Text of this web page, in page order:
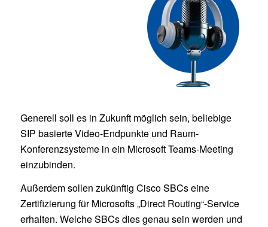
Generell soll es in Zukunft möglich sein, beliebige
SIP basierte Video-Endpunkte und Raum-
Konferenzsysteme in ein Microsoft Teams-Meeting
einzubinden.
Außerdem sollen zukünftig Cisco SBCs eine
Zertifizierung für Microsofts „Direct Routing“-Service
erhalten. Welche SBCs dies genau sein werden und